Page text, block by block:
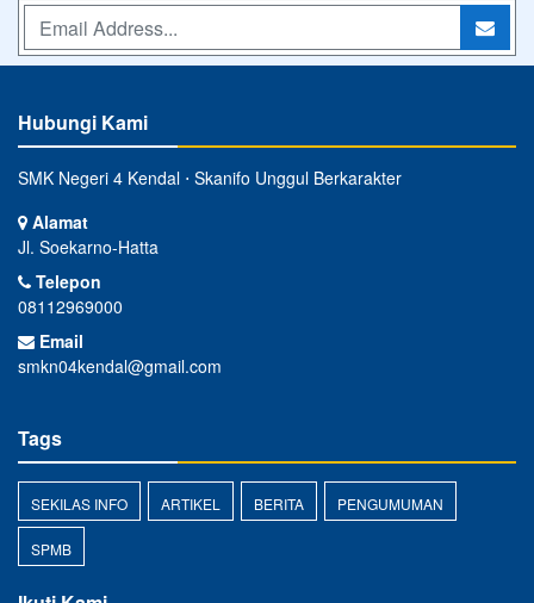
Hubungi Kami
SMK Negeri 4 Kendal ⋅ Skanifo Unggul Berkarakter
Alamat
Jl. Soekarno-Hatta
Telepon
08112969000
Email
smkn04kendal@gmail.com
Tags
SEKILAS INFO ARTIKEL BERITA PENGUMUMAN
SPMB